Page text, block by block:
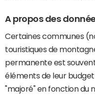
A propos des
Certaines communes
touristiques de
permanente est
éléments de leur
"majoré" en fonction du